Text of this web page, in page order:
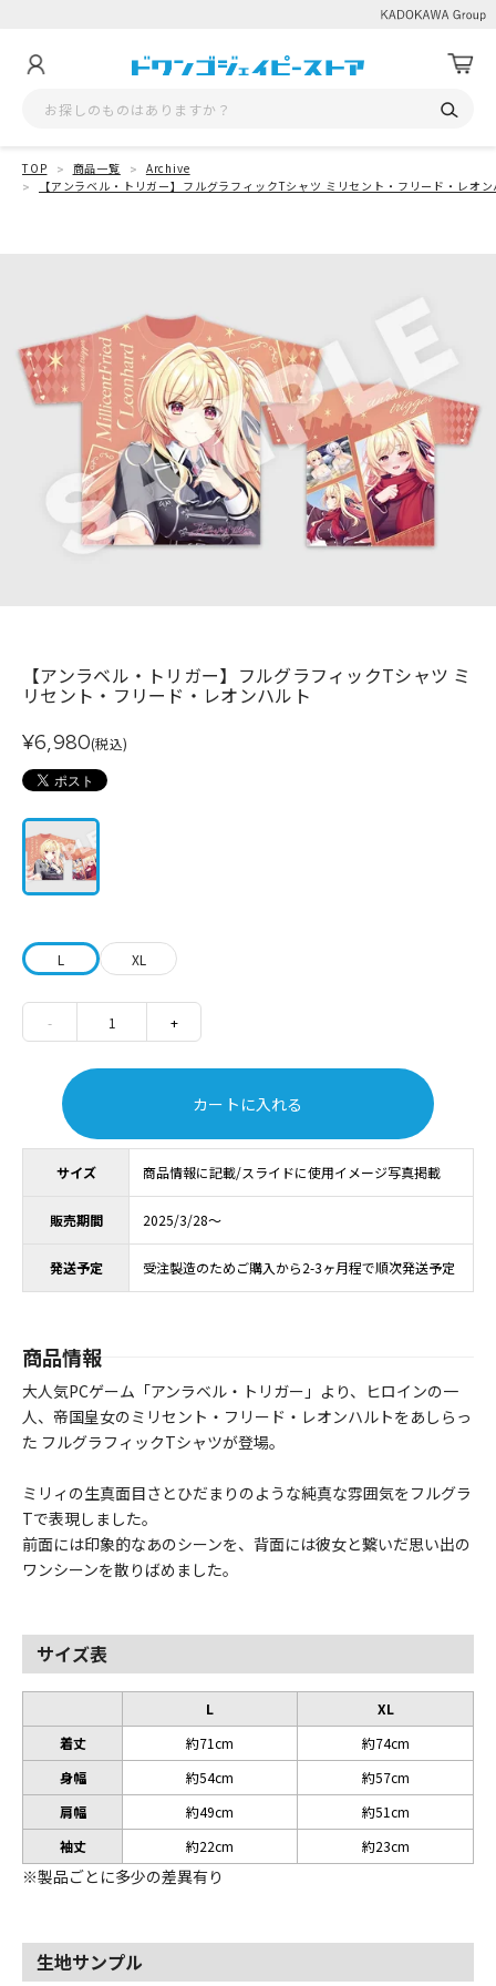
TOP 商品一覧
Archive
【アンラベル・トリガー】フルグラフィックTシャツ ミリセント・フリード・レオ
サイズ 商品情報に記載/スライドに使用イメージ写真掲載
販売期間 2025/3/28～
発送予定 受注製造のためご購入から2-3ヶ月程で順次発送予定
【アンラベル・トリガー】フルグラフィックTシャツ ミ
リセント・フリード・レオンハルト
¥6,980(税込)
L XL
- 1 +
カートに入れる
商品情報
大人気PCゲーム「アンラベル・トリガー」より、ヒロインの一
人、帝国皇女のミリセント・フリード・レオンハルトをあしらっ
た フルグラフィックTシャツが登場。
ミリィの生真面目さとひだまりのような純真な雰囲気をフルグラ
Tで表現しました。
前面には印象的なあのシーンを、背面には彼女と繋いだ思い出の
ワンシーンを散りばめました。
サイズ表
L
XL
着丈
約71cm
約74cm
身幅
約54cm
約57cm
肩幅
約49cm
約51cm
袖丈
約22cm 約23cm
※製品ごとに多少の差異有り
生地サンプル